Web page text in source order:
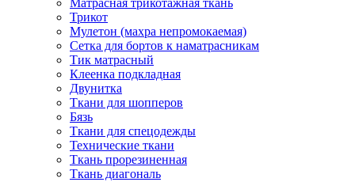
Матрасная трикотажная ткань
Трикот
Мулетон (махра непромокаемая)
Сетка для бортов к наматрасникам
Тик матрасный
Клеенка подкладная
Двунитка
Ткани для шопперов
Бязь
Ткани для спецодежды
Технические ткани
Ткань прорезиненная
Ткань диагональ